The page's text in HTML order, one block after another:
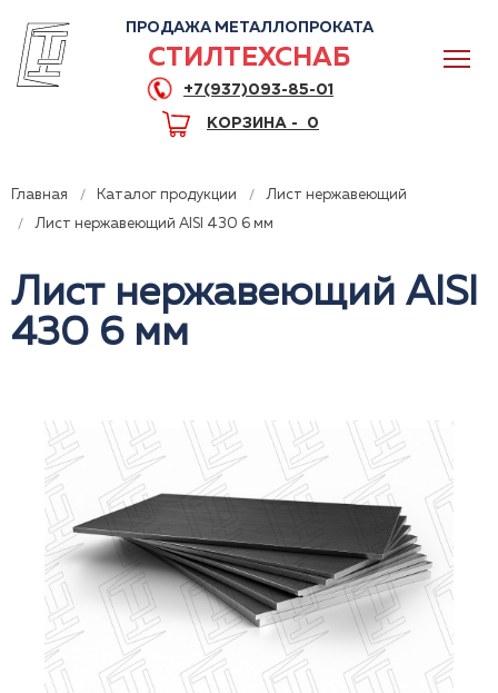
ПРОДАЖА МЕТАЛЛОПРОКАТА
СТИЛТЕХСНАБ
+7(937)093-85-01
КОРЗИНА - 0
Главная Каталог продукции
Лист нержавеющий
Лист нержавеющий AISI 430 6 мм
Лист нержавеющий AISI
430 6 мм